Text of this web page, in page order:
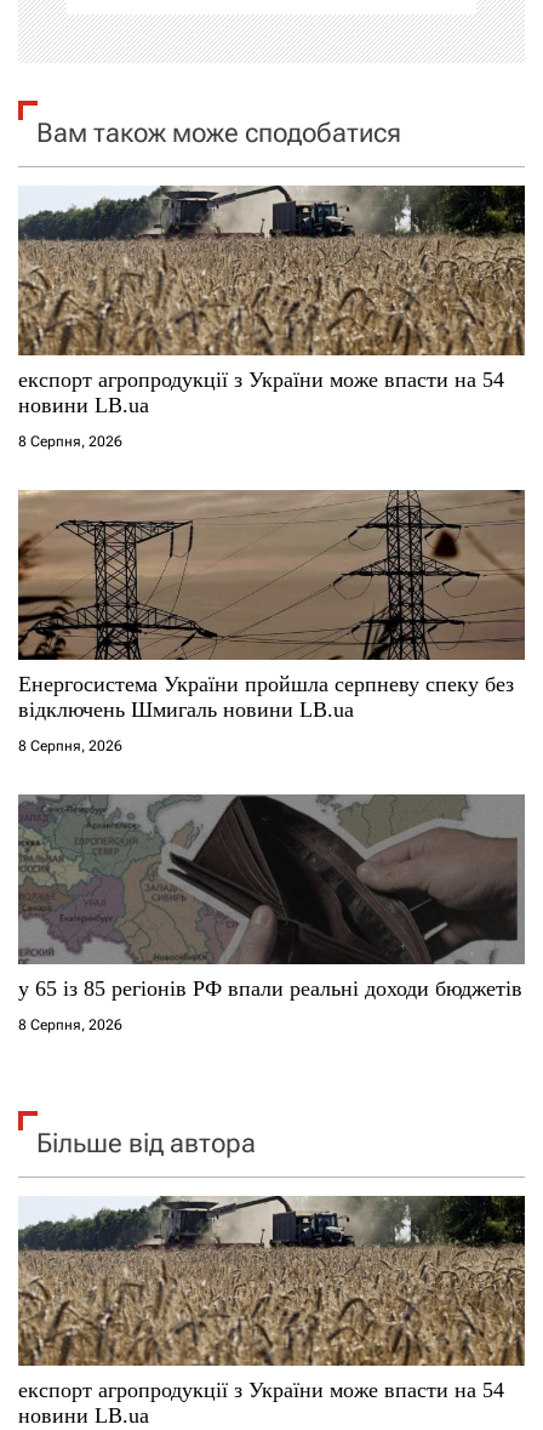
ц
і
я
з
а
п
и
с
і
в
Вам також може сподобатися
експорт агропродукції з України може впасти на 54
новини LB.ua
8 Серпня, 2026
Енергосистема України пройшла серпневу спеку без
відключень Шмигаль новини LB.ua
8 Серпня, 2026
у 65 із 85 регіонів РФ впали реальні доходи бюджетів
8 Серпня, 2026
Більше від автора
експорт агропродукції з України може впасти на 54
новини LB.ua